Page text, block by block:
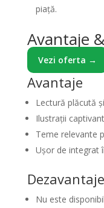
piață.
Avantaje
Vezi oferta →
Avantaje
Lectură plăcută
Ilustrații
Teme relevante
Ușor de integrat
Dezavantaje
Nu este